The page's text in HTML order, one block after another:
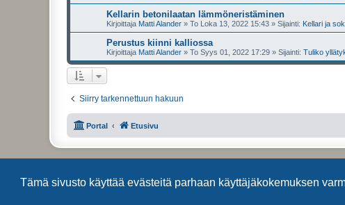
Tämä sivusto käyttää evästeitä parhaan käyttäjäkokemuksen
Kellarin betonilaatan lämmöneristäminen
Kirjoittaja Matti Alander » To Loka 13, 2022 15:43 » Sijainti: Kellari ja
Perustus kiinni kalliossa
Kirjoittaja Matti Alander » To Syys 01, 2022 17:29 » Sijainti: Tuliko
Siirry tarkennettuun hakuun
Portal Etusivu